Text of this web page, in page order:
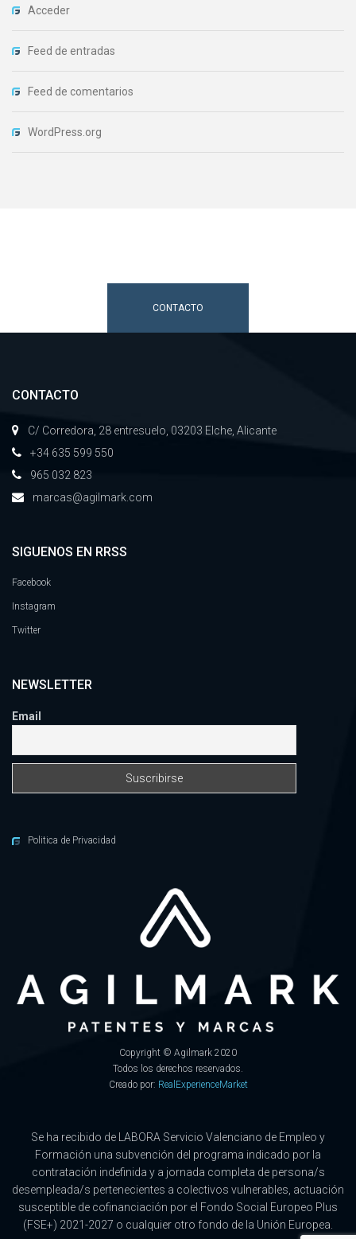
Acceder
Feed de entradas
Feed de comentarios
WordPress.org
CONTACTO
CONTACTO
C/ Corredora, 28 entresuelo, 03203 Elche, Alicante
+34 635 599 550
965 032 823
marcas@agilmark.com
SIGUENOS EN RRSS
Facebook
Instagram
Twitter
NEWSLETTER
Email
Politica de Privacidad
Copyright © Agilmark 2020
Todos los derechos reservados.
Creado por: RealExperienceMarket
Se ha recibido de LABORA Servicio Valenciano de Empleo y
Formación una subvención del programa indicado por la
contratación indefinida y a jornada completa de persona/s
desempleada/s pertenecientes a colectivos vulnerables, actuación
susceptible de cofinanciación por el Fondo Social Europeo Plus
(FSE+) 2021-2027 o cualquier otro fondo de la Unión Europea.